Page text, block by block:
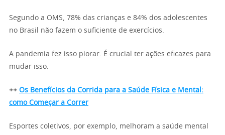
Segundo a OMS, 78% das crianças e 84% dos adolescentes
no Brasil não fazem o suficiente de exercícios.
A pandemia fez isso piorar. É crucial ter ações eficazes para
mudar isso.
++ Os Benefícios da Corrida para a Saúde Física e Mental:
como Começar a Correr
Esportes coletivos, por exemplo, melhoram a saúde mental